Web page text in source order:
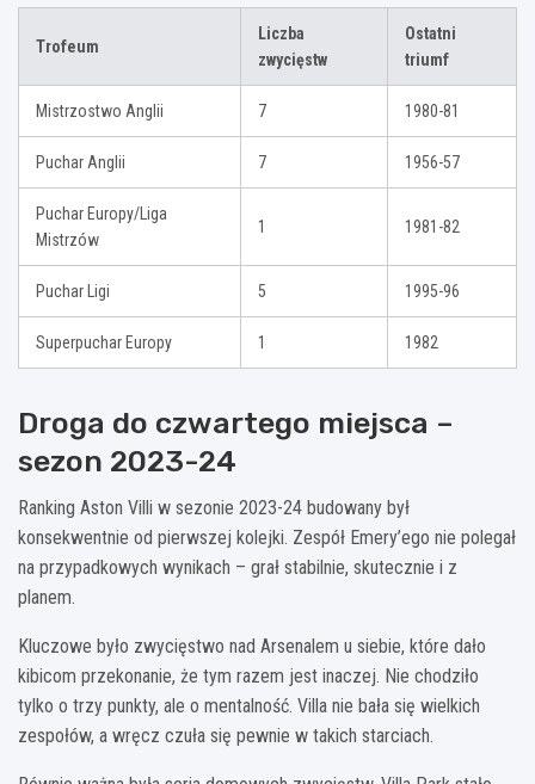
Trofeum
Liczba
zwycięstw
Ostatni
triumf
Mistrzostwo Anglii 7 1980-81
Puchar Anglii 7 1956-57
Puchar Europy/Liga
Mistrzów
1 1981-82
Puchar Ligi 5 1995-96
Superpuchar Europy 1 1982
Droga do czwartego miejsca –
sezon 2023-24
Ranking Aston Villi w sezonie 2023-24 budowany był
konsekwentnie od pierwszej kolejki. Zespół Emery’ego nie polegał
na przypadkowych wynikach – grał stabilnie, skutecznie i z
planem.
Kluczowe było zwycięstwo nad Arsenalem u siebie, które dało
kibicom przekonanie, że tym razem jest inaczej. Nie chodziło
tylko o trzy punkty, ale o mentalność. Villa nie bała się wielkich
zespołów, a wręcz czuła się pewnie w takich starciach.